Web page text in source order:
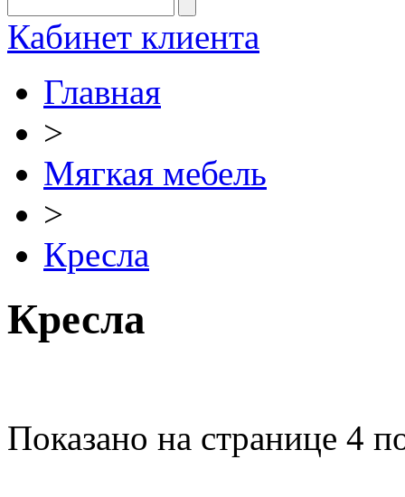
Кабинет клиента
Главная
>
Мягкая мебель
>
Кресла
Кресла
Показано на странице 4